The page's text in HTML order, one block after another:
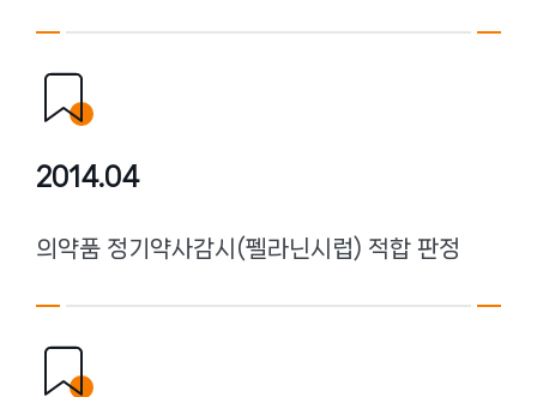
2014.04
의약품 정기약사감시(펠라닌시럽) 적합 판정